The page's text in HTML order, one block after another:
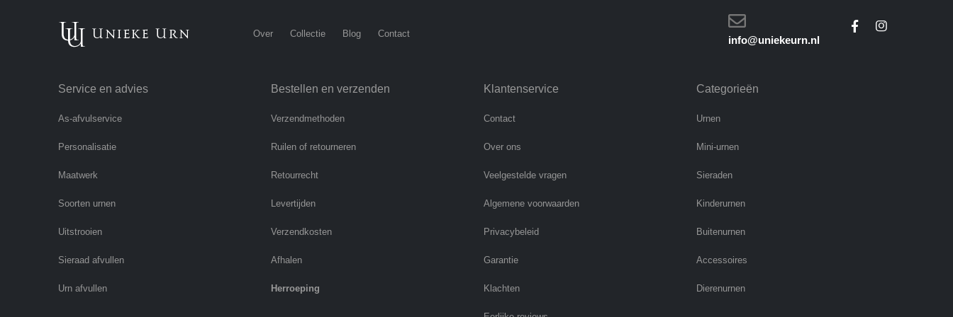
Over Collectie Blog Contact
info@uniekeurn.nl
Service en advies
As-afvulservice
Personalisatie
Maatwerk
Soorten urnen
Uitstrooien
Sieraad afvullen
Urn afvullen
Bestellen en verzenden
Verzendmethoden
Ruilen of retourneren
Retourrecht
Levertijden
Verzendkosten
Afhalen
Herroeping
Klantenservice
Contact
Over ons
Veelgestelde vragen
Algemene voorwaarden
Privacybeleid
Garantie
Klachten
Categorieën
Urnen
Mini-urnen
Sieraden
Kinderurnen
Buitenurnen
Accessoires
Dierenurnen